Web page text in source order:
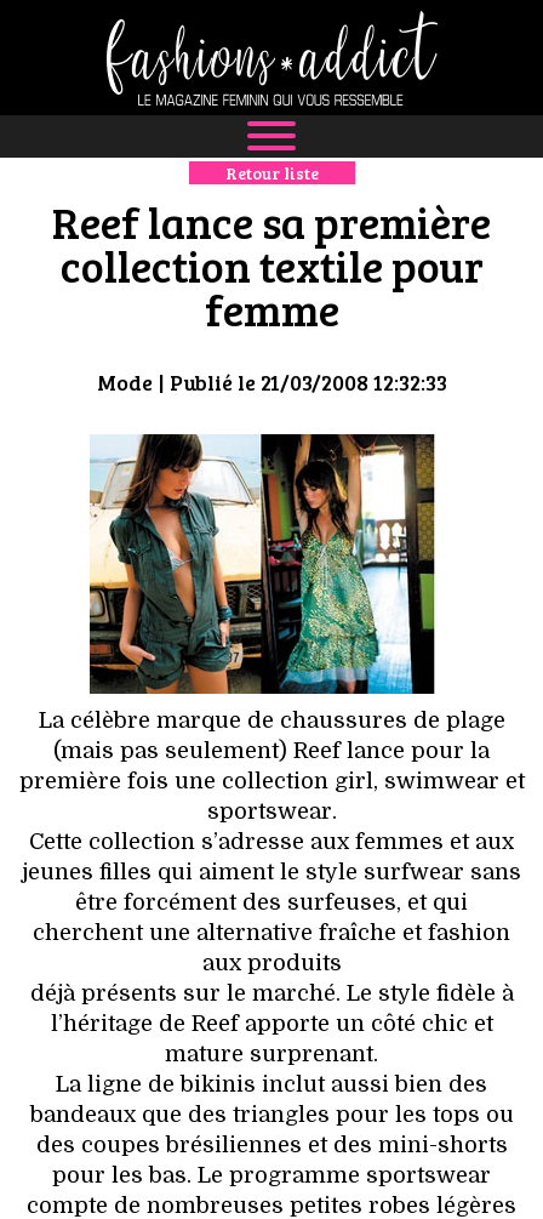
NEWS
MODE
LUXE
DÉFILÉS
BOUTIQUE
CULTURE
HIGH TECH
MAISON
AUTO
LIEUX TENDANCES
BEAUTÉ
MODE DE RUE
JEUNES CRÉATEURS
HISTOIRE DES MARQUES
DÉCO
VOYAGES & LOISIRS
Retour liste
Reef lance sa première
collection textile pour
femme
Mode| Publié le 21/03/2008 12:32:33
La célèbre marque de chaussures de plage
(mais pas seulement) Reef lance pour la
première fois une collection girl, swimwear et
sportswear.
Cette collection s’adresse aux femmes et aux
jeunes filles qui aiment le style surfwear sans
être forcément des surfeuses, et qui
cherchent une alternative fraîche et fashion
aux produits
déjà présents sur le marché. Le style fidèle à
l’héritage de Reef apporte un côté chic et
mature surprenant.
La ligne de bikinis inclut aussi bien des
bandeaux que des triangles pour les tops ou
des coupes brésiliennes et des mini-shorts
pour les bas. Le programme sportswear
compte de nombreuses petites robes légères